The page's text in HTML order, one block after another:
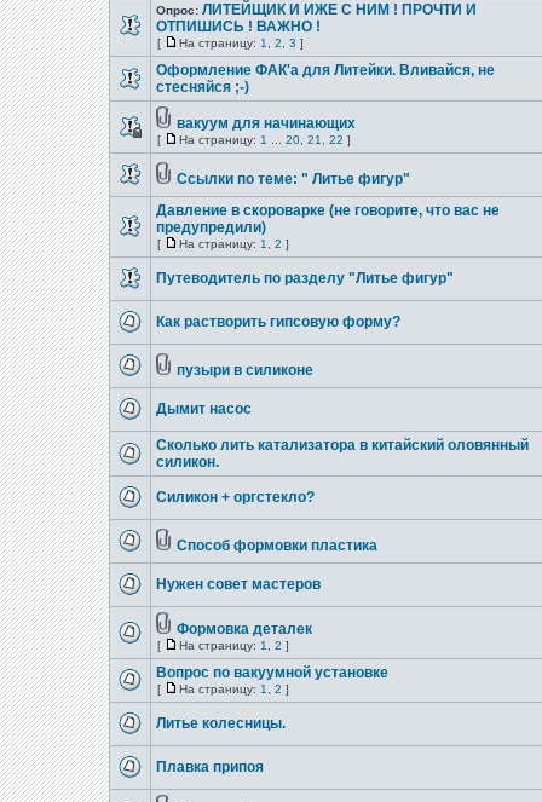
Опрос: ЛИТЕЙЩИК И ИЖЕ С НИМ ! ПРОЧТИ И
ОТПИШИСЬ ! ВАЖНО !
[ На страницу: 1 2 3 ]
Оформление ФАК'a для Литейки. Вливайся, не
стесняйся ;-)
вакуум для начинающих
[ На страницу: 1 20 21 22 ]
Ссылки по теме: " Литье фигур"
Давление в скороварке (не говорите, что вас не
предупредили)
[ На страницу: 1 2 ]
Путеводитель по разделу "Литье фигур"
Как растворить гипсовую форму?
пузыри в силиконе
Дымит насос
Сколько лить катализатора в китайский оловянный
силикон.
Силикон + оргстекло?
Способ формовки пластика
Нужен совет мастеров
Формовка деталек
[ На страницу: 1 2 ]
Вопрос по вакуумной установке
[ На страницу: 1 2 ]
Литье колесницы.
Плавка припоя